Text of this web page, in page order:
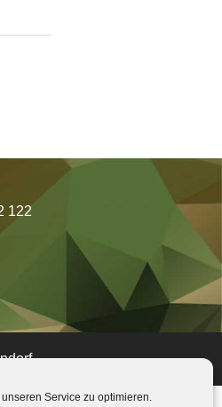
Service zu optimieren.
122